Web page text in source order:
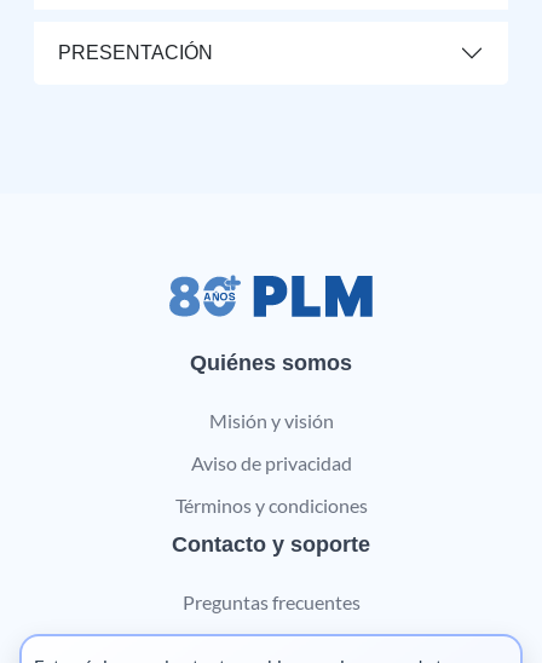
PRESENTACIÓN
Quiénes somos
Misión y visión
Aviso de privacidad
Términos y condiciones
Contacto y soporte
Preguntas frecuentes
Contáctanos